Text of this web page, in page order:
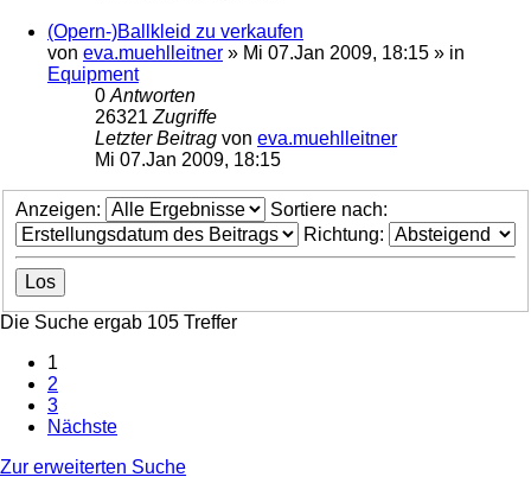
(Opern-)Ballkleid zu verkaufen
von eva.muehlleitner » Mi 07.Jan 2009, 18:15 » in
Equipment
0 Antworten
26321 Zugriffe
Letzter Beitrag von eva.muehlleitner
Mi 07.Jan 2009, 18:15
Anzeigen:
Sortiere nach:
Richtung:
Die Suche ergab 105 Treffer
1
2
3
Nächste
Zur erweiterten Suche